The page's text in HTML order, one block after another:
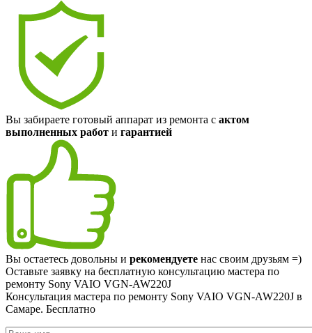
Вы забираете готовый аппарат из ремонта с актом
выполненных работ и гарантией
Вы остаетесь довольны и рекомендуете нас своим друзьям =)
Оставьте заявку на бесплатную консультацию мастера по
ремонту Sony VAIO VGN-AW220J
Консультация мастера по ремонту Sony VAIO VGN-AW220J в
Самаре. Бесплатно